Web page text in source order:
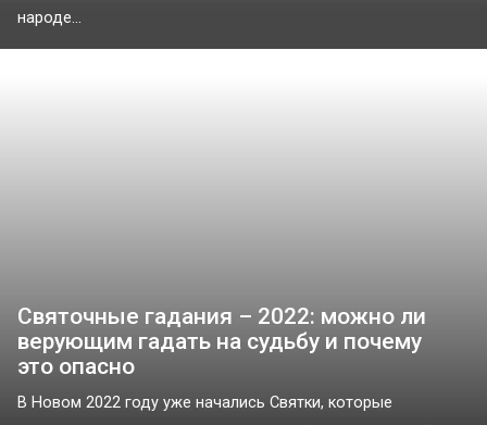
народе...
Святочные гадания – 2022: можно ли
верующим гадать на судьбу и почему
это опасно
В Новом 2022 году уже начались Святки, которые